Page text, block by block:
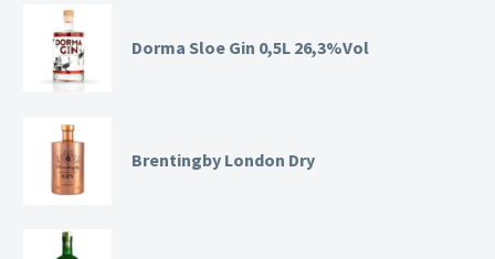
Dorma Sloe Gin 0,5L 26,3%Vol
Brentingby London Dry